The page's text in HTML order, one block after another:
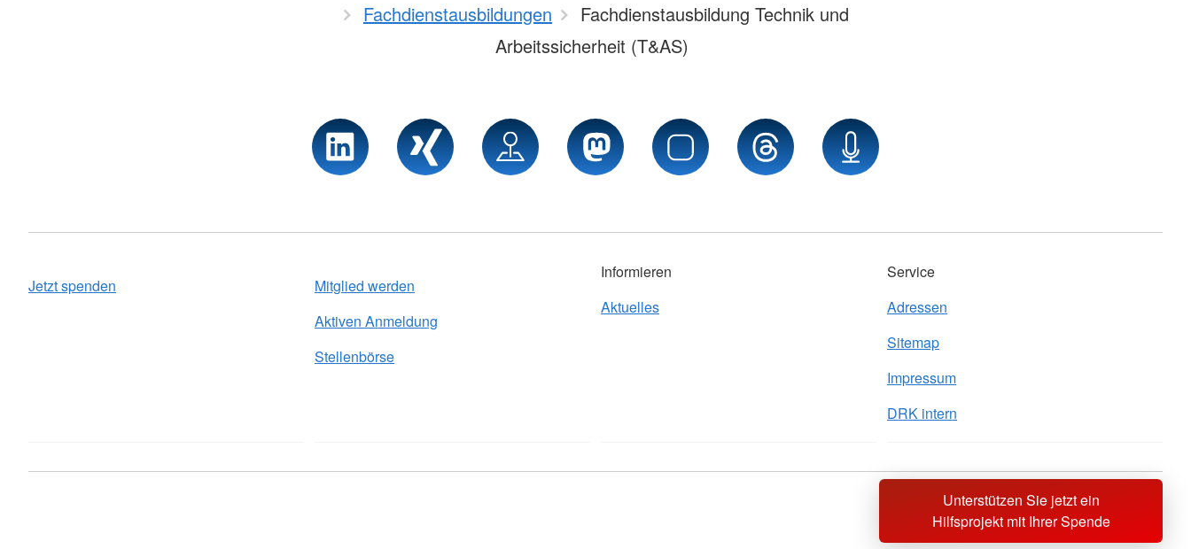
Unterstützen Sie jetzt ein
Hilfsprojekt mit Ihrer Spende
Fachdienstausbildungen
Fachdienstausbildung Technik und
Arbeitssicherheit (T&AS)
Jetzt spenden
Mitglied werden
Aktiven Anmeldung
Stellenbörse
Informieren
Aktuelles
Service
Adressen
Sitemap
Impressum
DRK intern
Sprache wechseln zu